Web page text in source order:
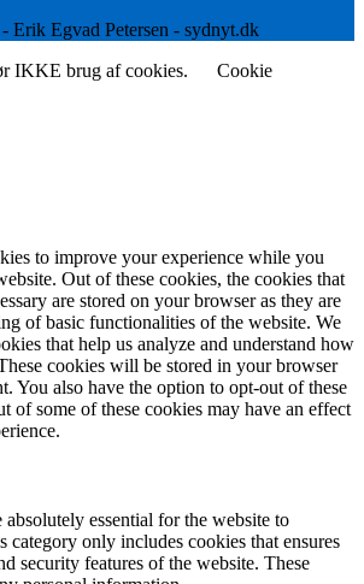
Erik Egvad Petersen - sydnyt.dk
IKKE brug af cookies.
Cookie
to improve your experience while you
Out of these cookies, the cookies that
are stored on your browser as they are
of basic functionalities of the website. We
that help us analyze and understand how
cookies will be stored in your browser
You also have the option to opt-out of these
of some of these cookies may have an effect
absolutely essential for the website to
category only includes cookies that ensures
security features of the website. These